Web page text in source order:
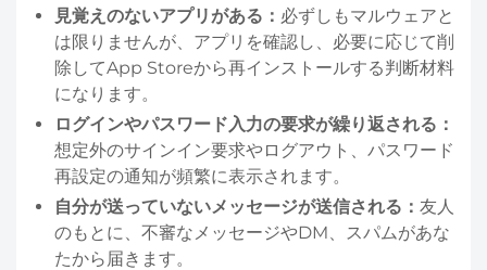
見覚えのないアプリがある： 必ずしもマルウェアと
は限りませんが、アプリを確認し、必要に応じて削
除してApp Storeから再インストールする判断材料
になります。
ログインやパスワード入力の要求が繰り返される：
想定外のサインイン要求やログアウト、パスワード
再設定の通知が頻繁に表示されます。
自分が送っていないメッセージが送信される： 友人
のもとに、不審なメッセージやDM、スパムがあな
たから届きます。